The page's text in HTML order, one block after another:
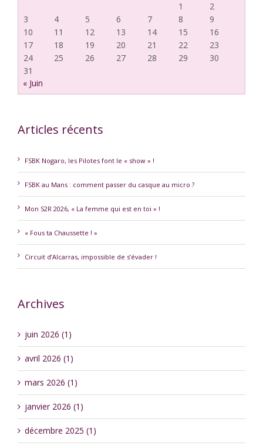
1
2
3
4 5 6 7 8
9
10
11 12 13 14 15
16
17
18 19 20 21 22
23
24
25 26 27 28 29
30
31
« Juin
Articles récents
FSBK Nogaro, les Pilotes font le « show » !
FSBK au Mans : comment passer du casque au micro ?
Mon S2R 2026, « La femme qui est en toi » !
« Fous ta Chaussette ! »
Circuit d’Alcarras, impossible de s’évader !
Archives
juin 2026 (1)
avril 2026 (1)
mars 2026 (1)
janvier 2026 (1)
décembre 2025 (1)